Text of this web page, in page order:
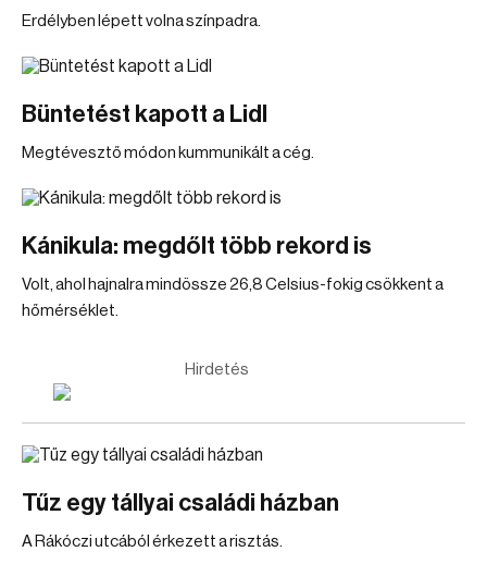
Erdélyben lépett volna színpadra.
Büntetést kapott a Lidl
Megtévesztő módon kummunikált a cég.
Kánikula: megdőlt több rekord is
Volt, ahol hajnalra mindössze 26,8 Celsius-fokig csökkent a
hőmérséklet.
Hirdetés
Tűz egy tállyai családi házban
A Rákóczi utcából érkezett a risztás.